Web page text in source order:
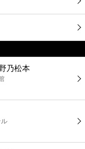
乃松本